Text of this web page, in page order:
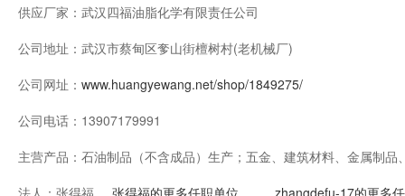
供应厂家： 武汉四福油脂化学有限责任公司
公司地址： 武汉市蔡甸区奓山街檀树村(老机械厂)
公司网址： www.huangyewang.net/shop/1849275/
公司电话： 13907179991
主营产品： 石油制品（不含成品）生产；五金、建筑材料、金属制
规定的，审批后方可经营）。
法人： 张得福 张得福的更多任职单位 zhangdefu-17的更多